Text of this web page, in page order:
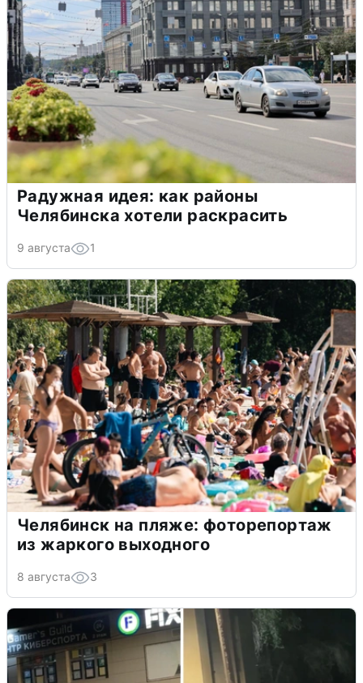
Радужная идея: как районы
Челябинска хотели раскрасить
9 августа 1
Челябинск на пляже: фоторепортаж
из жаркого выходного
8 августа 3